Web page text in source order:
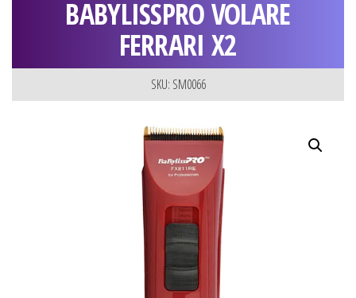
BABYLISSPRO VOLARE
FERRARI X2
SKU: SM0066